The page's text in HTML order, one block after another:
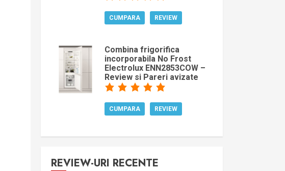
CUMPARA REVIEW
Combina frigorifica
incorporabila No Frost
Electrolux ENN2853COW –
Review si Pareri avizate
CUMPARA REVIEW
REVIEW-URI RECENTE